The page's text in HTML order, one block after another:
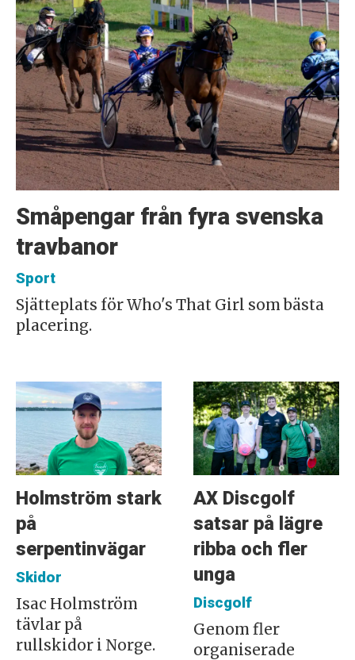
Småpengar från fyra svenska
travbanor
Sport
Sjätteplats för Who's That Girl som bästa
placering.
Holmström stark
på
serpentinvägar
Skidor
Isac Holmström
tävlar på
rullskidor i Norge.
AX Discgolf
satsar på lägre
ribba och fler
unga
Discgolf
Genom fler
organiserade